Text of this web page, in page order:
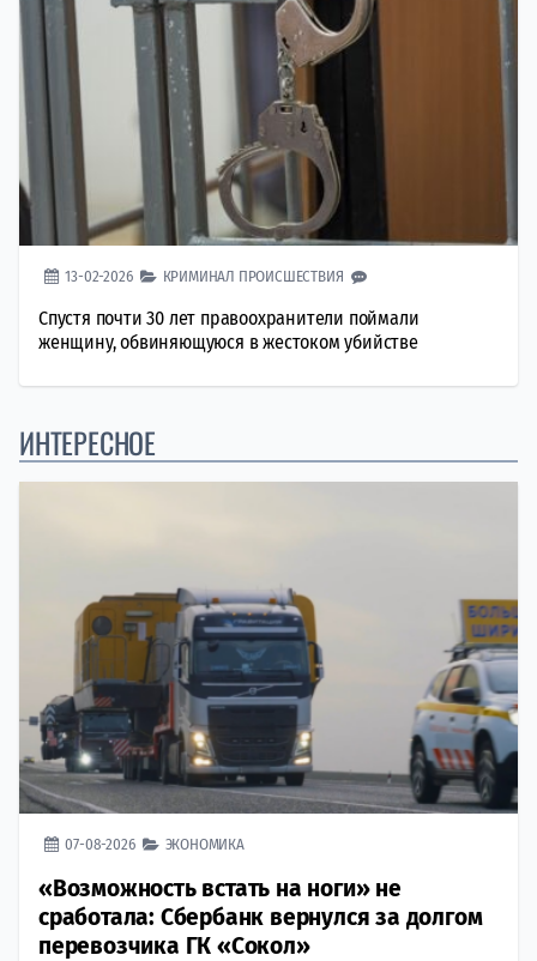
13-02-2026 КРИМИНАЛ ПРОИСШЕСТВИЯ
Спустя почти 30 лет правоохранители поймали
женщину, обвиняющуюся в жестоком убийстве
ИНТЕРЕСНОЕ
07-08-2026 ЭКОНОМИКА
«Возможность встать на ноги» не
сработала: Сбербанк вернулся за долгом
перевозчика ГК «Сокол»